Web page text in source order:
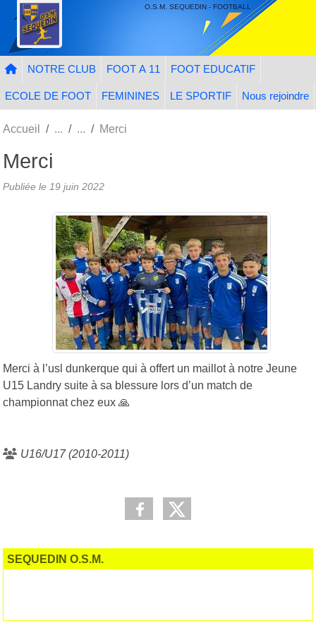
O.S.M. SEQUEDIN - FOOTBALL
NOTRE CLUB FOOT A 11 FOOT EDUCATIF
ECOLE DE FOOT FEMININES LE SPORTIF Nous rejoindre
Accueil Merci
Merci
Publiée le 19 juin 2022
Merci à l’usl dunkerque qui à offert un maillot à notre Jeune
U15 Landry suite à sa blessure lors d’un match de
championnat chez eux 🙏
U16/U17 (2010-2011)
SEQUEDIN O.S.M.
Panneau de gestion des cookies